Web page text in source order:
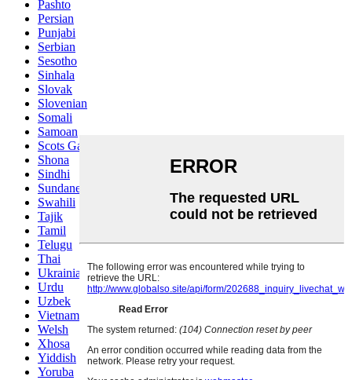
Pashto
Persian
Punjabi
Serbian
Sesotho
Sinhala
Slovak
Slovenian
Somali
Samoan
Scots Gaelic
Shona
Sindhi
Sundanese
Swahili
Tajik
Tamil
Telugu
Thai
Ukrainian
Urdu
Uzbek
Vietnamese
Welsh
Xhosa
Yiddish
Yoruba